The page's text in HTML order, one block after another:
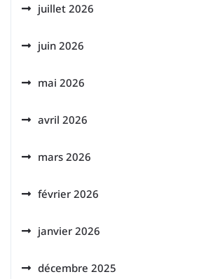
juillet 2026
juin 2026
mai 2026
avril 2026
mars 2026
février 2026
janvier 2026
décembre 2025